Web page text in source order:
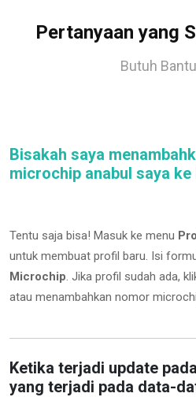
Pertanyaan yang
Butuh
Bisakah saya
microchip anabul saya
Tentu saja bisa! Masuk ke menu
untuk membuat profil baru. Isi
Microchip. Jika profil sudah ada,
atau menambahkan nomor
Ketika terjadi update
yang terjadi pada data-